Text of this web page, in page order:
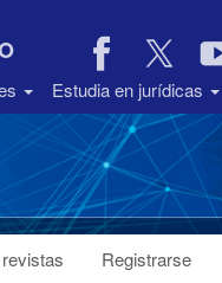
Estudia en jurídicas
Registrarse